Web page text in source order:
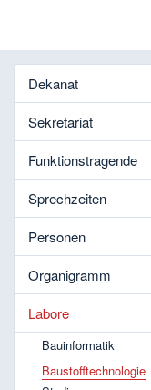
Dekanat
Sekretariat
Funktionstragende
Sprechzeiten
Personen
Organigramm
Labore
Bauinformatik
Baustofftechnologie